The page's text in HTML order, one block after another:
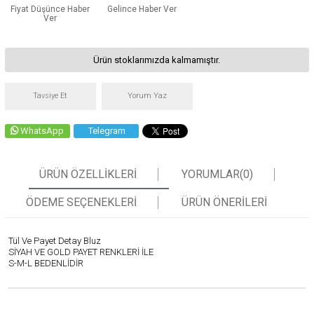
Fiyat Düşünce Haber
Ver
Gelince Haber Ver
Ürün stoklarımızda kalmamıştır.
Tavsiye Et Yorum Yaz
WhatsApp Telegram
ÜRÜN ÖZELLIKLERI YORUMLAR(0)
ÖDEME SEÇENEKLERI ÜRÜN ÖNERILERI
Tül Ve Payet Detay Bluz
SİYAH VE GOLD PAYET RENKLERİ İLE
S-M-L BEDENLİDİR